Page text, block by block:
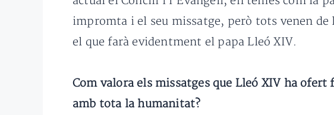
impromta i el seu missatge, però tots venen
el que farà evidentment el papa Lleó XIV.
Com valora els missatges que Lleó XIV ha
amb tota la humanitat?